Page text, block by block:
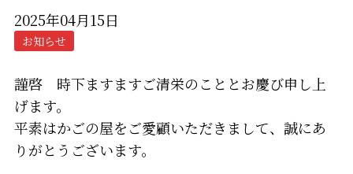
2025年04月15日
お知らせ
謹啓 時下ますますご清栄のこととお慶び申し上
げます。
平素はかごの屋をご愛顧いただきまして、誠にあ
りがとうございます。